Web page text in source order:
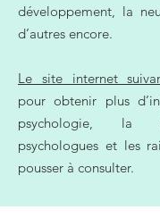
développement, la
d’autres encore.
Le site internet
pour obtenir plus
psychologie, la
psychologues et les
pousser à consulter.